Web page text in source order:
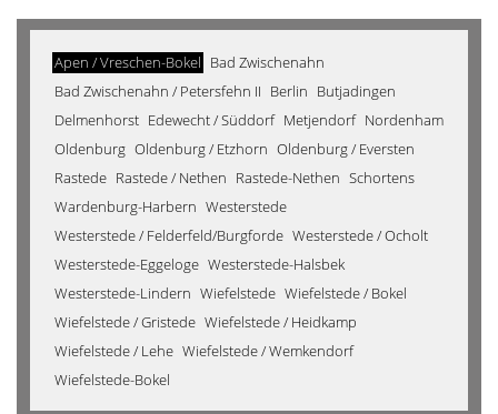
Apen / Vreschen-Bokel Bad Zwischenahn
Bad Zwischenahn / Petersfehn II Berlin Butjadingen
Delmenhorst Edewecht / Süddorf Metjendorf Nordenham
Oldenburg Oldenburg / Etzhorn Oldenburg / Eversten
Rastede Rastede / Nethen Rastede-Nethen Schortens
Wardenburg-Harbern Westerstede
Westerstede / Felderfeld/Burgforde Westerstede / Ocholt
Westerstede-Eggeloge Westerstede-Halsbek
Westerstede-Lindern Wiefelstede Wiefelstede / Bokel
Wiefelstede / Gristede Wiefelstede / Heidkamp
Wiefelstede / Lehe Wiefelstede / Wemkendorf
Wiefelstede-Bokel